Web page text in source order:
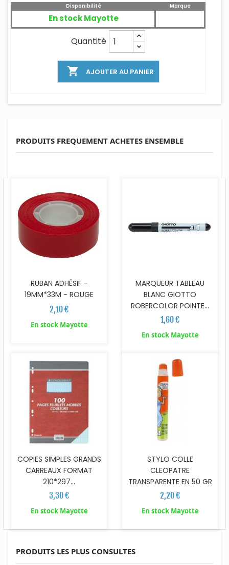
Disponibilité
En stock Mayotte
Marque
Quantité
 AJOUTER AU PANIER
PRODUITS FREQUEMENT ACHETES ENSEMBLE
RUBAN ADHÉSIF -
19MM*33M - ROUGE
2,10 €
En stock Mayotte
MARQUEUR TABLEAU
BLANC GIOTTO
ROBERCOLOR POINTE...
1,60 €
En stock Mayotte
COPIES SIMPLES GRANDS
CARREAUX FORMAT
210*297...
3,30 €
En stock Mayotte
STYLO COLLE
CLEOPATRE
TRANSPARENTE EN 50 GR
2,20 €
En stock Mayotte
PRODUITS LES PLUS CONSULTES